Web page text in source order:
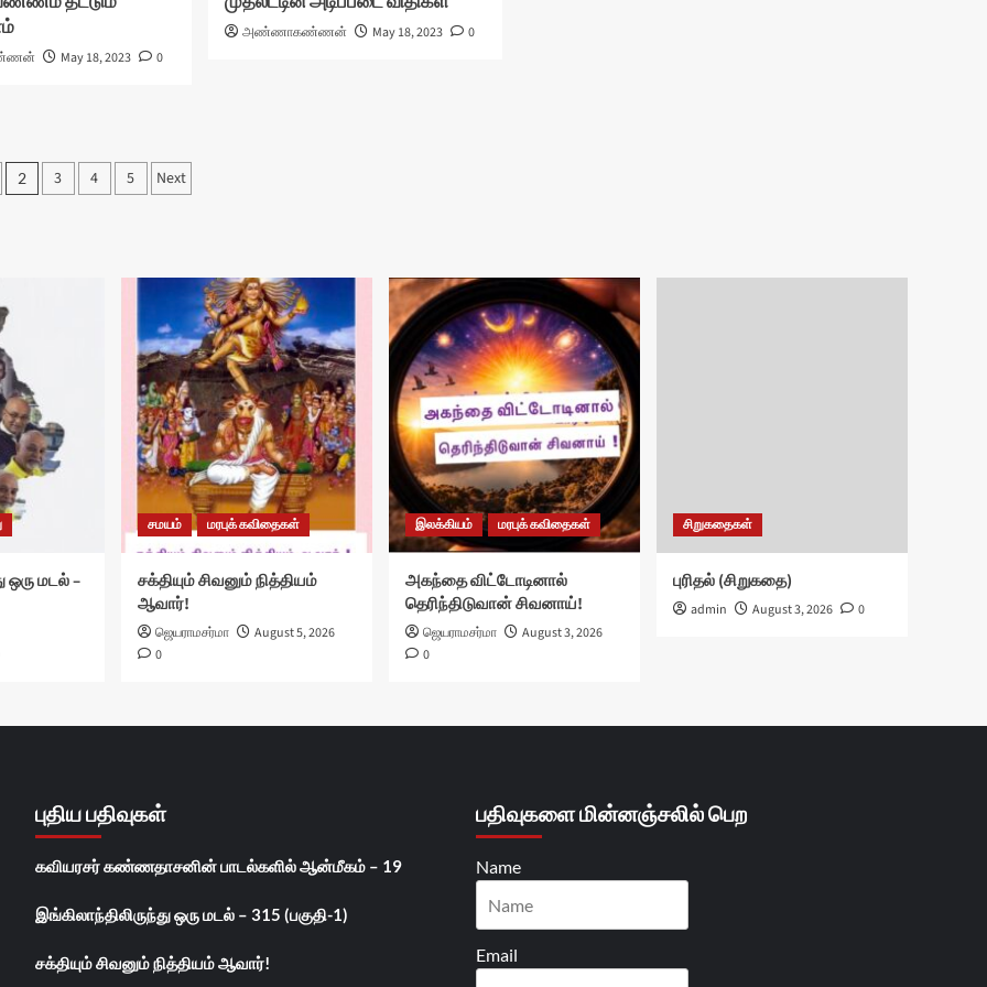
May 18, 2023 0
அண்ணாகண்ணன் May 18, 2023 0
2 3 4 5 Next
ஒரு மடல் –
சமயம் மரபுக் கவிதைகள்
சக்தியும் சிவனும் நித்தியம்
ஆவார்!
ஜெயராமசர்மா
August 5, 2026
0
இலக்கியம் மரபுக் கவிதைகள்
அகந்தை விட்டோடினால்
தெரிந்திடுவான் சிவனாய்!
ஜெயராமசர்மா
August 3, 2026
0
சிறுகதைகள்
புரிதல் (சிறுகதை)
admin August 3, 2026 0
புதிய பதிவுகள்
கவியரசர் கண்ணதாசனின் பாடல்களில் ஆன்மீகம் – 19
இங்கிலாந்திலிருந்து ஒரு மடல் – 315 (பகுதி-1)
சக்தியும் சிவனும் நித்தியம் ஆவார்!
பதிவுகளை மின்னஞ்சலில் பெற
Name
Email